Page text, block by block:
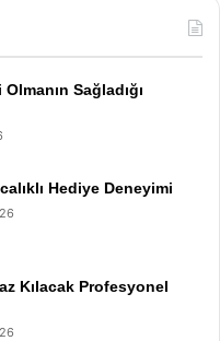
Sağladığı
Hediye Deneyimi
Kılacak Profesyonel